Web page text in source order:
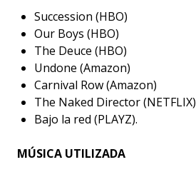
Succession (HBO)
Our Boys (HBO)
The Deuce (HBO)
Undone (Amazon)
Carnival Row (Amazon)
The Naked Director (NETFLIX)
Bajo la red (PLAYZ).
MÚSICA UTILIZADA